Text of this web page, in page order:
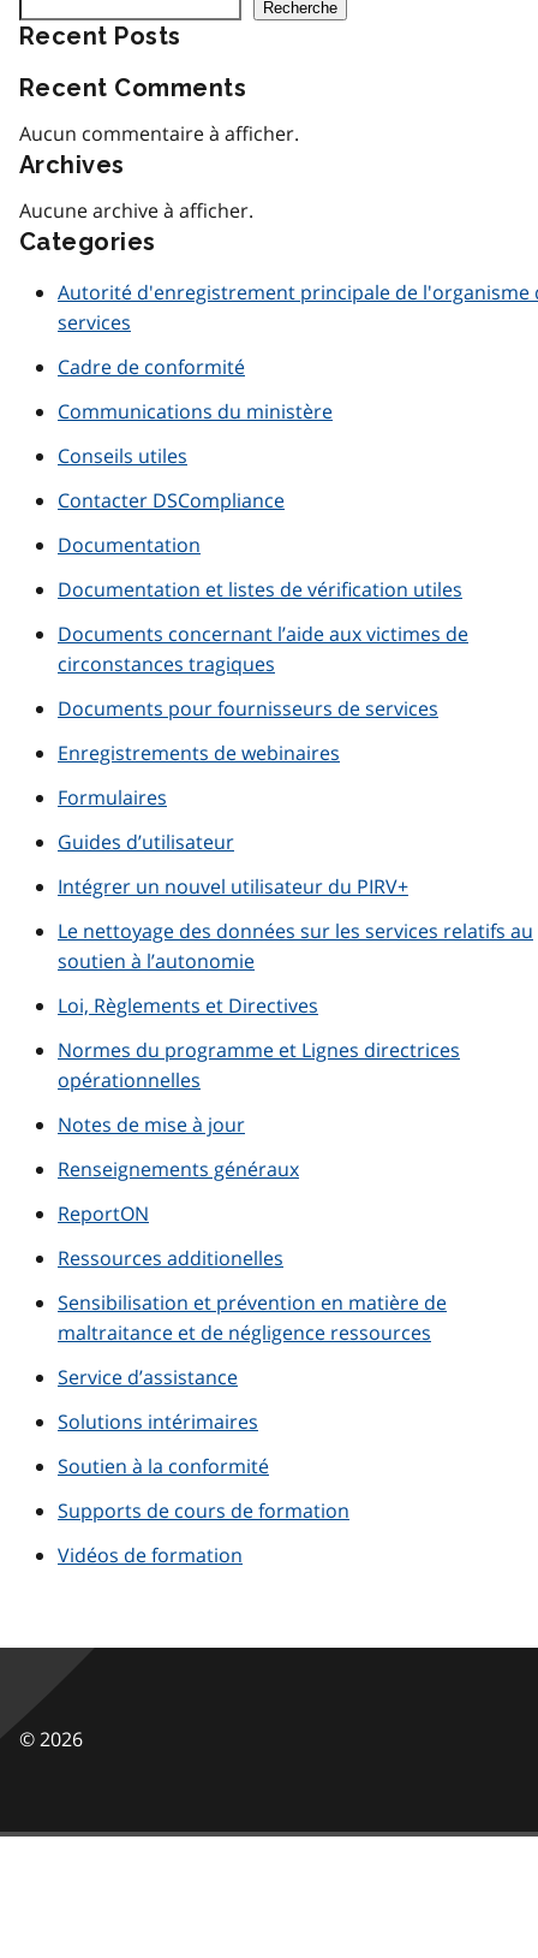
articles
Recherche
Recent Posts
Recent Comments
Aucun commentaire à afficher.
Archives
Aucune archive à afficher.
Categories
Autorité d'enregistrement principale de l'organisme
services
Cadre de conformité
Communications du ministère
Conseils utiles
Contacter DSCompliance
Documentation
Documentation et listes de vérification utiles
Documents concernant l’aide aux victimes de
circonstances tragiques
Documents pour fournisseurs de services
Enregistrements de webinaires
Formulaires
Guides d’utilisateur
Intégrer un nouvel utilisateur du PIRV+
Le nettoyage des données sur les services relatifs au
soutien à l’autonomie
Loi, Règlements et Directives
Normes du programme et Lignes directrices
opérationnelles
Notes de mise à jour
Renseignements généraux
ReportON
Ressources additionelles
Sensibilisation et prévention en matière de
maltraitance et de négligence ressources
Service d’assistance
Solutions intérimaires
Soutien à la conformité
Supports de cours de formation
Vidéos de formation
©2026